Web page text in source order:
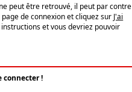
peut être retrouvé, il peut par contre
de connexion et cliquez sur J'ai
instructions et vous devriez pouvoir
connecter !